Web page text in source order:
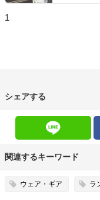
1
シェアする
関連するキーワード
ウェア・ギア ラ